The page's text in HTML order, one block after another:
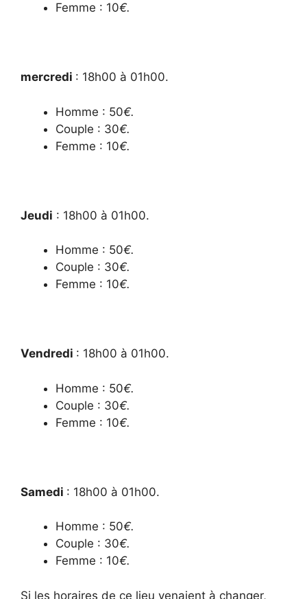
Femme : 10€.
mercredi : 18h00 à 01h00.
Homme : 50€.
Couple : 30€.
Femme : 10€.
Jeudi : 18h00 à 01h00.
Homme : 50€.
Couple : 30€.
Femme : 10€.
Vendredi : 18h00 à 01h00.
Homme : 50€.
Couple : 30€.
Femme : 10€.
Samedi : 18h00 à 01h00.
Homme : 50€.
Couple : 30€.
Femme : 10€.
Si les horaires de ce lieu venaient à changer,